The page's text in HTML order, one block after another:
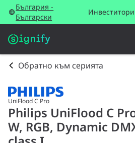
България -
Български
Инвеститори
Обратно към серията
UniFlood C Pro
Philips UniFlood C
W, RGB, Dynamic